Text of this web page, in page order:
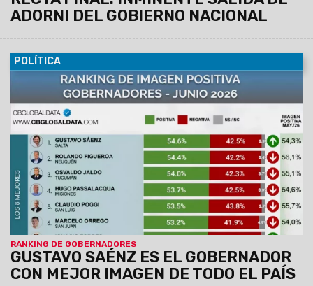
ADORNI DEL GOBIERNO NACIONAL
POLÍTICA
RANKING DE GOBERNADORES
GUSTAVO SAÉNZ ES EL GOBERNADOR
CON MEJOR IMAGEN DE TODO EL PAÍS
16/06/2026 Así se desprende del estudio que hace CB
Global Data desde 2020. Evalúa las imágenes de los 24
mandatarios locales en sus provincias.
Salta, Gustavo Sáenz alcanza un 54,6% de imagen
positiva: en el otro extremo, Axel Kicillof quedó en el
último lugar.